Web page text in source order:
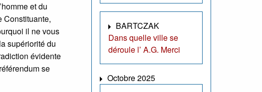
et du
Constituante,
il ne vous
supériorité du
évidente
se
BARTCZAK
Dans quelle ville se
déroule l’ A.G. Merci
Octobre 2025